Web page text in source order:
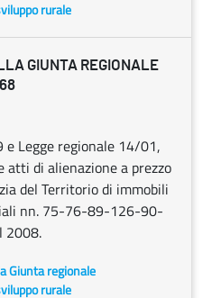
rurale
GIUNTA REGIONALE
Legge regionale 14/01,
atti di alienazione a prezzo
del Territorio di immobili
nn. 75-76-89-126-90-
2008.
Giunta regionale
rurale